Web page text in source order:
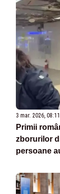
3 mar. 2026, 08:11
Primii
zborurilor
persoane